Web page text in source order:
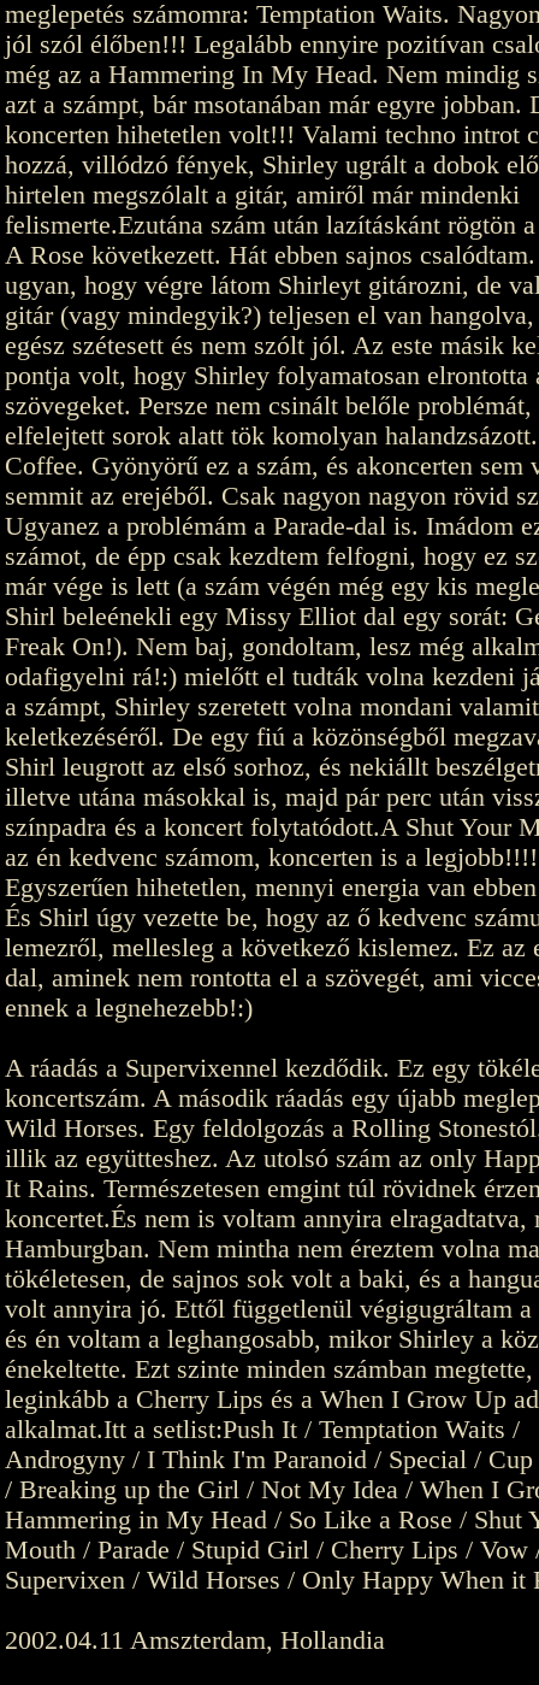
meglepetés számomra: Temptation Waits.
jól szól élőben!!! Legalább ennyire pozitívan
még az a Hammering In My Head. Nem mindig
azt a számpt, bár msotanában már egyre jobban.
koncerten hihetetlen volt!!! Valami techno introt
hozzá, villódzó fények, Shirley ugrált a dobok
hirtelen megszólalt a gitár, amiről már mindenki
felismerte.Ezutána szám után lazításkánt rögtön
A Rose következett. Hát ebben sajnos
ugyan, hogy végre látom Shirleyt gitározni, de
gitár (vagy mindegyik?) teljesen el van hangolva,
egész szétesett és nem szólt jól. Az este másik
pontja volt, hogy Shirley folyamatosan elrontotta
szövegeket. Persze nem csinált belőle problémát,
elfelejtett sorok alatt tök komolyan
Coffee. Gyönyörű ez a szám, és akoncerten sem
semmit az erejéből. Csak nagyon nagyon rövid
Ugyanez a problémám a Parade-dal is. Imádom
számot, de épp csak kezdtem felfogni, hogy ez
már vége is lett (a szám végén még egy kis
Shirl beleénekli egy Missy Elliot dal egy sorát:
Freak On!). Nem baj, gondoltam, lesz még
odafigyelni rá!:) mielőtt el tudták volna kezdeni
a számpt, Shirley szeretett volna mondani
keletkezéséről. De egy fiú a közönségből
Shirl leugrott az első sorhoz, és nekiállt
illetve utána másokkal is, majd pár perc után
színpadra és a koncert folytatódott.A Shut Your
az én kedvenc számom, koncerten is a legjobb!!!!
Egyszerűen hihetetlen, mennyi energia van
És Shirl úgy vezette be, hogy az ő kedvenc
lemezről, mellesleg a következő kislemez. Ez az
dal, aminek nem rontotta el a szövegét, ami
ennek a legnehezebb!:)
A ráadás a Supervixennel kezdődik. Ez egy
koncertszám. A második ráadás egy újabb
Wild Horses. Egy feldolgozás a Rolling
illik az együtteshez. Az utolsó szám az only
It Rains. Természetesen emgint túl rövidnek
koncertet.És nem is voltam annyira elragadtatva,
Hamburgban. Nem mintha nem éreztem volna
tökéletesen, de sajnos sok volt a baki, és a
volt annyira jó. Ettől függetlenül végigugráltam a
és én voltam a leghangosabb, mikor Shirley a
énekeltette. Ezt szinte minden számban megtette,
leginkább a Cherry Lips és a When I Grow Up
alkalmat.Itt a setlist:Push It / Temptation Waits /
Androgyny / I Think I'm Paranoid / Special /
/ Breaking up the Girl / Not My Idea / When I
Hammering in My Head / So Like a Rose / Shut
Mouth / Parade / Stupid Girl / Cherry Lips / Vow
Supervixen / Wild Horses / Only Happy When it
2002.04.11 Amszterdam, Hollandia